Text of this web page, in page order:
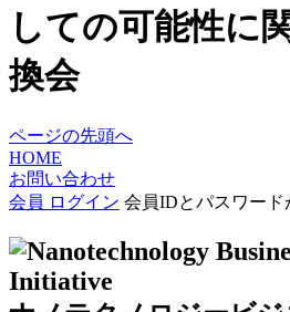
しての可能性に
換会
ページの先頭へ
HOME
お問い合わせ
会員 ログイン 会員IDとパスワード